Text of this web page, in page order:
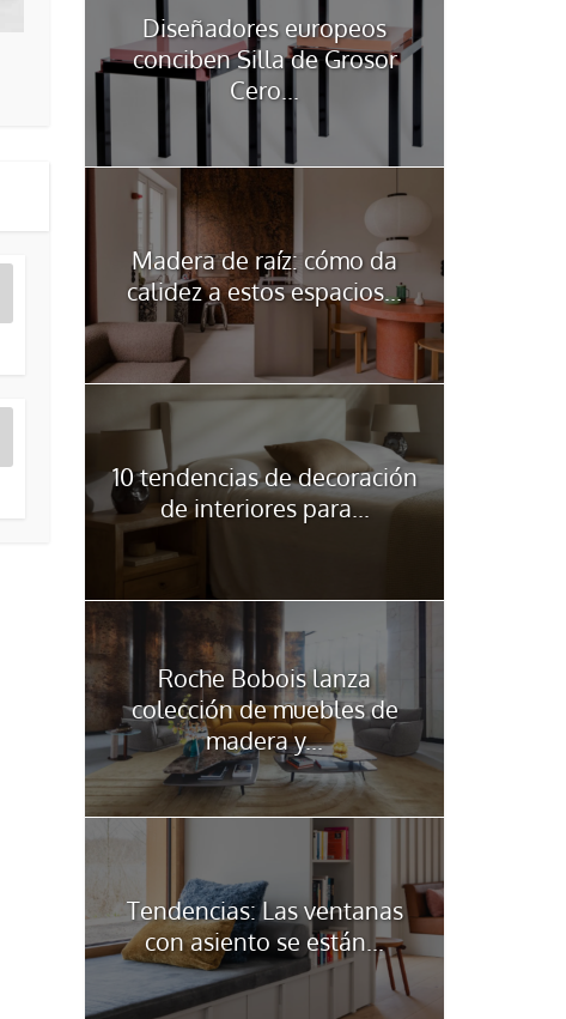
Diseñadores europeos
conciben Silla de Grosor
Cero...
Madera de raíz: cómo da
calidez a estos espacios...
10 tendencias de decoración
de interiores para...
Roche Bobois lanza
colección de muebles de
madera y...
Tendencias: Las ventanas
con asiento se están...